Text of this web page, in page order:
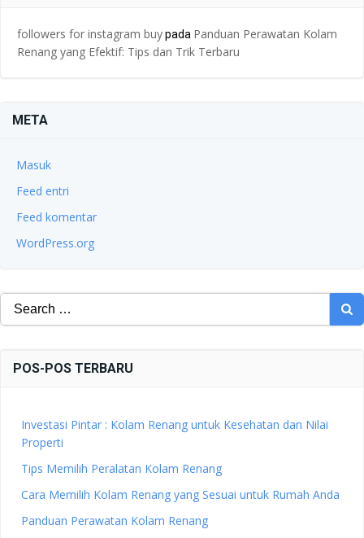
followers for instagram buypada Panduan Perawatan Kolam
Renang yang Efektif: Tips dan Trik Terbaru
META
Masuk
Feed entri
Feed komentar
WordPress.org
Search
for:
POS-POS TERBARU
Investasi Pintar : Kolam Renang untuk Kesehatan dan Nilai
Properti
Tips Memilih Peralatan Kolam Renang
Cara Memilih Kolam Renang yang Sesuai untuk Rumah Anda
Panduan Perawatan Kolam Renang